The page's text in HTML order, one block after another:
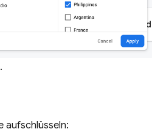
aufschlüsseln: